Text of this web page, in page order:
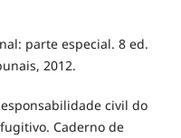
parte especial. 8 ed.
2012.
civil do
Caderno de